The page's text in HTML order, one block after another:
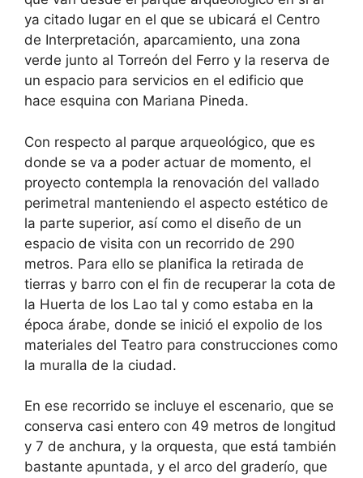
ya citado lugar en el que se ubicará el Centro
de Interpretación, aparcamiento, una zona
verde junto al Torreón del Ferro y la reserva de
un espacio para servicios en el edificio que
hace esquina con Mariana Pineda.
Con respecto al parque arqueológico, que es
donde se va a poder actuar de momento, el
proyecto contempla la renovación del vallado
perimetral manteniendo el aspecto estético de
la parte superior, así como el diseño de un
espacio de visita con un recorrido de 290
metros. Para ello se planifica la retirada de
tierras y barro con el fin de recuperar la cota de
la Huerta de los Lao tal y como estaba en la
época árabe, donde se inició el expolio de los
materiales del Teatro para construcciones como
la muralla de la ciudad.
En ese recorrido se incluye el escenario, que se
conserva casi entero con 49 metros de longitud
y 7 de anchura, y la orquesta, que está también
bastante apuntada, y el arco del graderío, que